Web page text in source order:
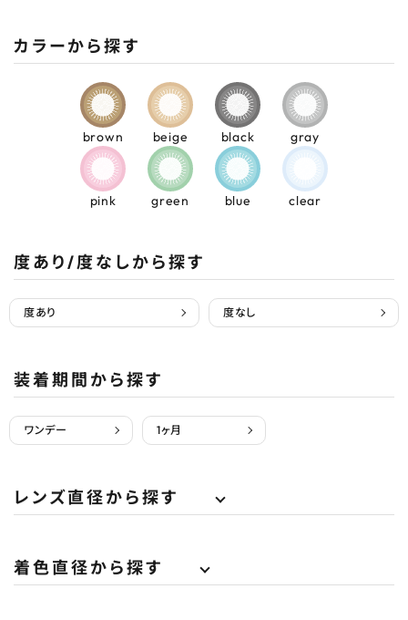
カラーから探す
brown beige black gray
pink green blue clear
度あり/度なしから探す
度あり 度なし
装着期間から探す
ワンデー 1ヶ月
レンズ直径から探す
着色直径から探す